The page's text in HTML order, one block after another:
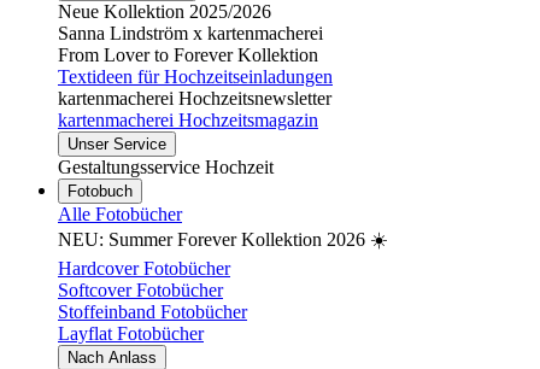
Neue Kollektion 2025/2026
Sanna Lindström x kartenmacherei
From Lover to Forever Kollektion
Textideen für Hochzeitseinladungen
kartenmacherei Hochzeitsnewsletter
kartenmacherei Hochzeitsmagazin
Unser Service
Gestaltungsservice Hochzeit
Fotobuch
Alle Fotobücher
NEU: Summer Forever Kollektion 2026 ☀️
Hardcover Fotobücher
Softcover Fotobücher
Stoffeinband Fotobücher
Layflat Fotobücher
Nach Anlass